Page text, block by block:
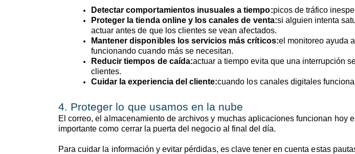
Detectar comportamientos inusuales a tiempo:picos de tráfico
Proteger la tienda online y los canales de venta:si alguien intenta
actuar antes de que los clientes se vean afectados.
Mantener disponibles los servicios más críticos:el monitoreo ayuda
funcionando cuando más se necesitan.
Reducir tiempos de caída:actuar a tiempo evita que una interrupción
clientes.
Cuidar la experiencia del cliente:cuando los canales digitales
4. Proteger lo que usamos en la nube
El correo, el almacenamiento de archivos y muchas aplicaciones funcionan hoy
importante como cerrar la puerta del negocio al final del día.
Para cuidar la información y evitar pérdidas, es clave tener en cuenta estas